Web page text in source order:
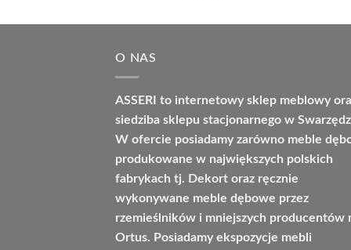
wynosiła: wynosi:
O NAS
ASSERI to internetowy sklep meblowy
siedziba sklepu stacjonarnego w
W ofercie posiadamy zarówno meble
produkowane w największych polskich
fabrykach tj. Dekort oraz ręcznie
wykonywane meble dębowe przez
rzemieślników i mniejszych producentów
Ortus. Posiadamy ekspozycje mebli